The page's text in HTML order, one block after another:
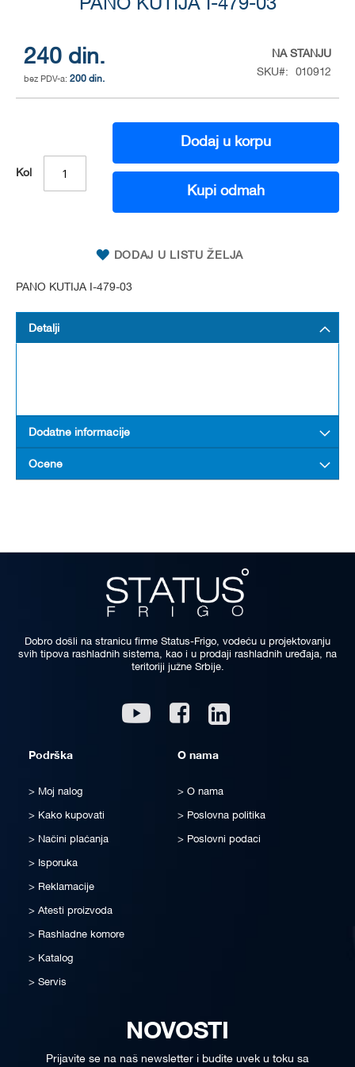
PANO KUTIJA I-479-03
240 din.
200 din.
NA STANJU
SKU
010912
Kol
Dodaj u korpu
Kupi odmah
DODAJ U LISTU ŽELJA
PANO KUTIJA I-479-03
of
the
images
gallery
Detalji
Dodatne informacije
Ocene
Dobro došli na stranicu firme Status-Frigo, vodeću u projektovanju
svih tipova rashladnih sistema, kao i u prodaji rashladnih uređaja, na
teritoriji južne Srbije.
Youtube Facebook
Podrška
Moj nalog
Kako kupovati
Načini plaćanja
Isporuka
Reklamacije
Atesti proizvoda
Rashladne komore
Katalog
Servis
O nama
O nama
Poslovna politika
Poslovni podaci
NOVOSTI
Prijavite se na naš newsletter i budite uvek u toku sa